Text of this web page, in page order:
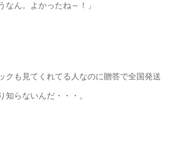
ん。よかったね～！」
クも見てくれてる人なのに贈答で全国発送
知らないんだ・・・。